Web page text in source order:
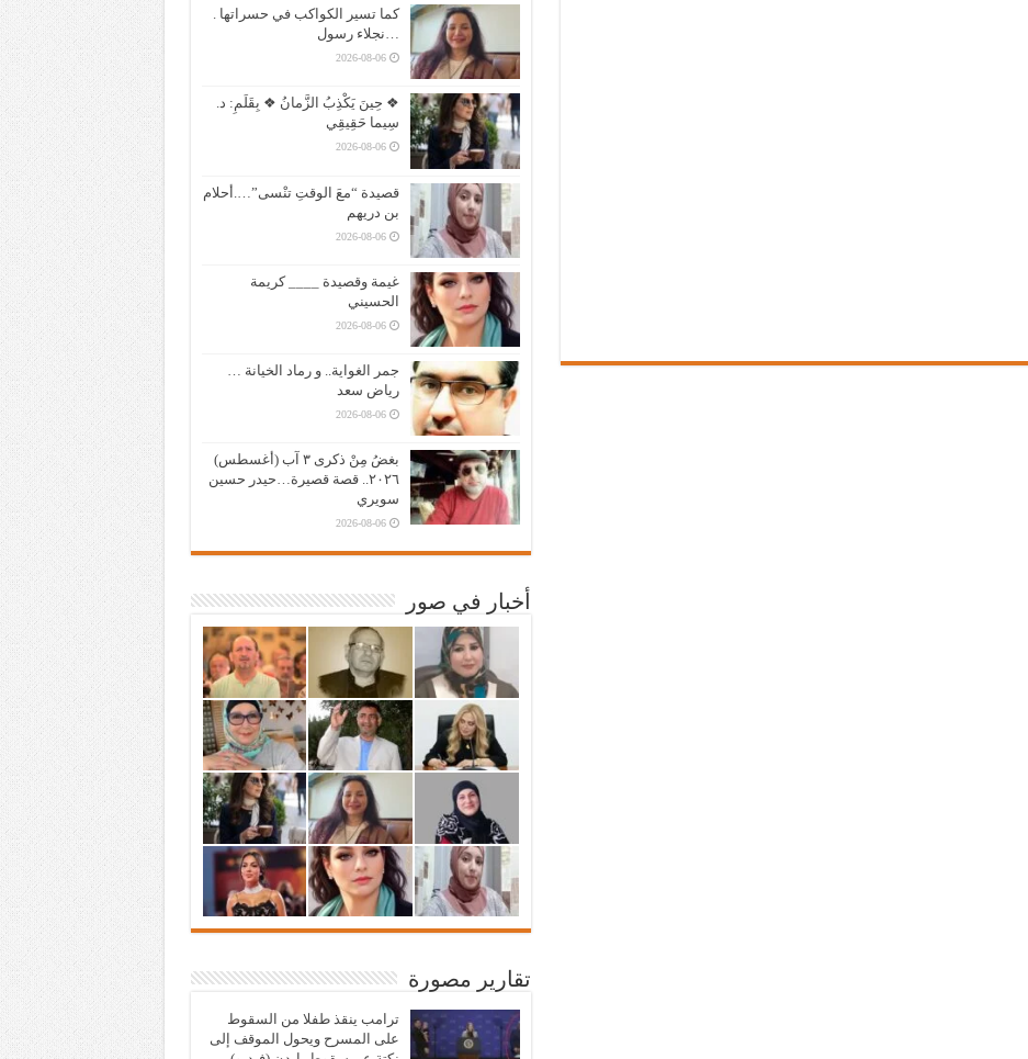
كما تسير الكواكب في حسراتها .
…نجلاء رسول
2026-08-06
❖ حِينَ يَكْذِبُ الزَّمانُ ❖ بِقَلَمِ: د.
سِيما حَقِيقِي
2026-08-06
قصيدة “معَ الوقتِ تنْسى”….أحلام
بن دريهم
2026-08-06
غيمة وقصيدة ____ كريمة
الحسيني
2026-08-06
جمر الغواية.. و رماد الخيانة …
رياض سعد
2026-08-06
بغضُ مِنْ ذكرى ٣ آب (أغسطس)
٢٠٢٦.. قصة قصيرة…حيدر حسين
سويري
2026-08-06
أخبار في صور
تقارير مصورة
ترامب ينقذ طفلا من السقوط
على المسرح ويحول الموقف إلى